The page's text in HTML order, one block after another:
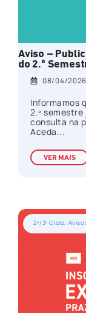
Aviso –
do 2.º
08/04/2026
Informamos
2.º
consulta na
Aceda...
VER MAIS
2º/3º Ciclo